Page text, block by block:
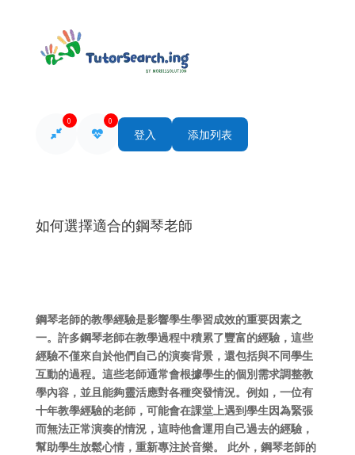
0 0
登入 添加列表
如何選擇適合的鋼琴老師
鋼琴老師的教學經驗是影響學生學習成效的重要因素之
一。許多鋼琴老師在教學過程中積累了豐富的經驗，這些
經驗不僅來自於他們自己的演奏背景，還包括與不同學生
互動的過程。這些老師通常會根據學生的個別需求調整教
學內容，並且能夠靈活應對各種突發情況。例如，一位有
十年教學經驗的老師，可能會在課堂上遇到學生因為緊張
而無法正常演奏的情況，這時他會運用自己過去的經驗，
幫助學生放鬆心情，重新專注於音樂。 此外，鋼琴老師的